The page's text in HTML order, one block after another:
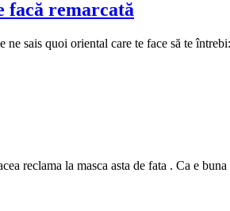
facă remarcată
ne sais quoi oriental care te face să te
reclama la masca asta de fata . Ca e